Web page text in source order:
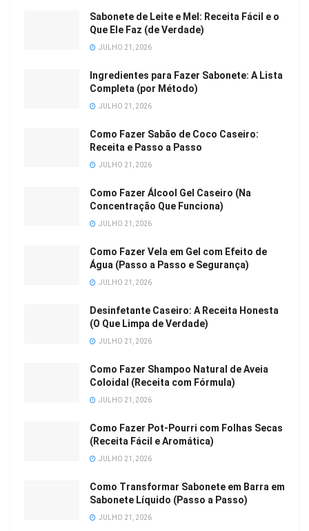
Sabonete de Leite e Mel: Receita Fácil e o
Que Ele Faz (de Verdade)
JULHO 21, 2026
Ingredientes para Fazer Sabonete: A Lista
Completa (por Método)
JULHO 21, 2026
Como Fazer Sabão de Coco Caseiro:
Receita e Passo a Passo
JULHO 21, 2026
Como Fazer Álcool Gel Caseiro (Na
Concentração Que Funciona)
JULHO 21, 2026
Como Fazer Vela em Gel com Efeito de
Água (Passo a Passo e Segurança)
JULHO 21, 2026
Desinfetante Caseiro: A Receita Honesta
(O Que Limpa de Verdade)
JULHO 21, 2026
Como Fazer Shampoo Natural de Aveia
Coloidal (Receita com Fórmula)
JULHO 21, 2026
Como Fazer Pot-Pourri com Folhas Secas
(Receita Fácil e Aromática)
JULHO 21, 2026
Como Transformar Sabonete em Barra em
Sabonete Líquido (Passo a Passo)
JULHO 21, 2026